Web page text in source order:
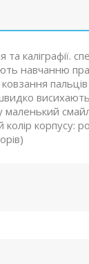
каліграфії.
навчанню
швидко
маленький
колір корпусу: